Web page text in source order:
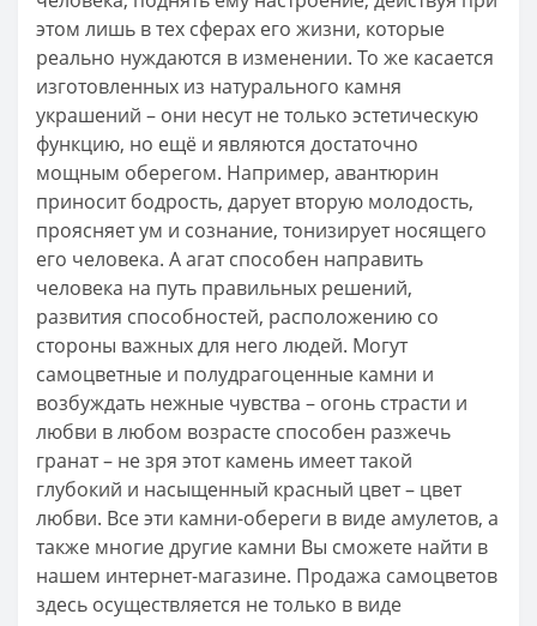
этом лишь в тех сферах его жизни, которые
реально нуждаются в изменении. То же касается
изготовленных из натурального камня
украшений – они несут не только эстетическую
функцию, но ещё и являются достаточно
мощным оберегом. Например, авантюрин
приносит бодрость, дарует вторую молодость,
проясняет ум и сознание, тонизирует носящего
его человека. А агат способен направить
человека на путь правильных решений,
развития способностей, расположению со
стороны важных для него людей. Могут
самоцветные и полудрагоценные камни и
возбуждать нежные чувства – огонь страсти и
любви в любом возрасте способен разжечь
гранат – не зря этот камень имеет такой
глубокий и насыщенный красный цвет – цвет
любви. Все эти камни-обереги в виде амулетов, а
также многие другие камни Вы сможете найти в
нашем интернет-магазине. Продажа самоцветов
здесь осуществляется не только в виде